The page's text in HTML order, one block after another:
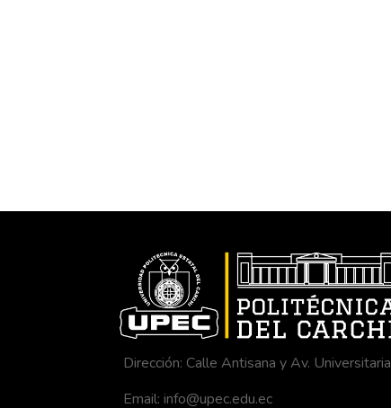
Dirección: Calle Antisana y Av. Universitaria
Email: info@upec.edu.ec